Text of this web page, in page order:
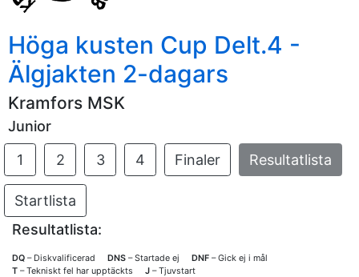
Höga kusten Cup Delt.4 -
Älgjakten 2-dagars
Kramfors MSK
Junior
1
2 3 4 Finaler Resultatlista
Startlista
Resultatlista:
DQ – Diskvalificerad DNS – Startade ej DNF – Gick ej i mål
T – Tekniskt fel har upptäckts J – Tjuvstart